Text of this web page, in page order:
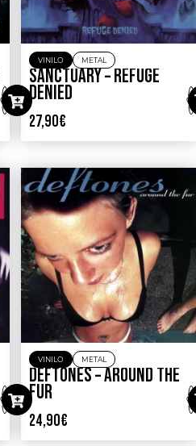
VINILO METAL
SANCTUARY – REFUGE
DENIED
27,90€
VINILO METAL
DEFTONES – AROUND THE
FUR
24,90€